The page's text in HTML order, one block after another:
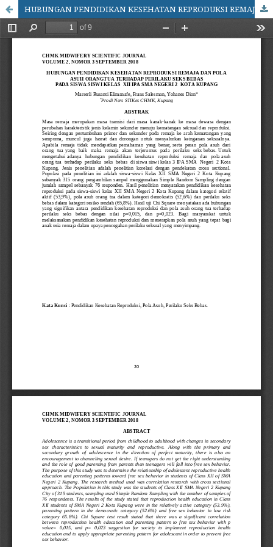
HUBUNGAN PENDIDIKAN KESEHATAN REPRODUKSI REMAJA DAN POLA ASUH ORANGTUA TERHADAP PERILAKU SEKS BEBAS PADA SISWA SISWI KELAS XII IPA SMA NEGERI 2 KOTA KUPANG